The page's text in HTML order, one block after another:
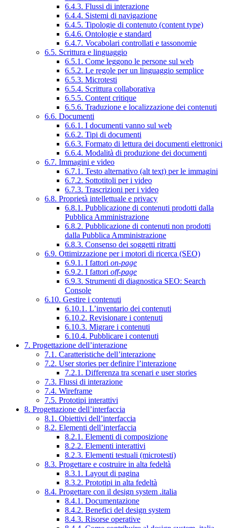
6.4.3. Flussi di interazione
6.4.4. Sistemi di navigazione
6.4.5. Tipologie di contenuto (content type)
6.4.6. Ontologie e standard
6.4.7. Vocabolari controllati e tassonomie
6.5. Scrittura e linguaggio
6.5.1. Come leggono le persone sul web
6.5.2. Le regole per un linguaggio semplice
6.5.3. Microtesti
6.5.4. Scrittura collaborativa
6.5.5. Content critique
6.5.6. Traduzione e localizzazione dei contenuti
6.6. Documenti
6.6.1. I documenti vanno sul web
6.6.2. Tipi di documenti
6.6.3. Formato di lettura dei documenti elettronici
6.6.4. Modalità di produzione dei documenti
6.7. Immagini e video
6.7.1. Testo alternativo (alt text) per le immagini
6.7.2. Sottotitoli per i video
6.7.3. Trascrizioni per i video
6.8. Proprietà intellettuale e privacy
6.8.1. Pubblicazione di contenuti prodotti dalla
Pubblica Amministrazione
6.8.2. Pubblicazione di contenuti non prodotti
dalla Pubblica Amministrazione
6.8.3. Consenso dei soggetti ritratti
6.9. Ottimizzazione per i motori di ricerca (SEO)
6.9.1. I fattori on-page
6.9.2. I fattori off-page
6.9.3. Strumenti di diagnostica SEO: Search
Console
6.10. Gestire i contenuti
6.10.1. L’inventario dei contenuti
6.10.2. Revisionare i contenuti
6.10.3. Migrare i contenuti
6.10.4. Pubblicare i contenuti
7. Progettazione dell’interazione
7.1. Caratteristiche dell’interazione
7.2. User stories per definire l’interazione
7.2.1. Differenza tra scenari e user stories
7.3. Flussi di interazione
7.4. Wireframe
7.5. Prototipi interattivi
8. Progettazione dell’interfaccia
8.1. Obiettivi dell’interfaccia
8.2. Elementi dell’interfaccia
8.2.1. Elementi di composizione
8.2.2. Elementi interattivi
8.2.3. Elementi testuali (microtesti)
8.3. Progettare e costruire in alta fedeltà
8.3.1. Layout di pagina
8.3.2. Prototipi in alta fedeltà
8.4. Progettare con il design system .italia
8.4.1. Documentazione
8.4.2. Benefici del design system
8.4.3. Risorse operative